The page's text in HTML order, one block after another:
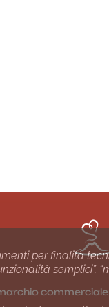
per finalità
semplici”,